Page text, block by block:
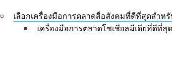
เลือกเครื่องมือการตลาดสื่อสังคมที่ดีที่สุดสำ
เครื่องมือการตลาดโซเชียลมีเดียที่ดีที่สุ